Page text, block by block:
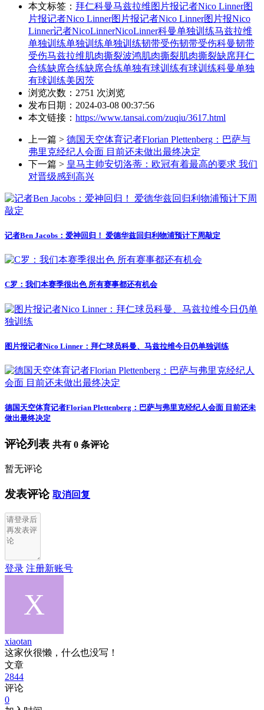
本文标签： 拜仁科曼马兹拉维图片报记者Nico Linner图
片报记者Nico Linner图片报记者Nico Linner图片报Nico
Linner记者NicoLinnerNicoLinner科曼单独训练马兹拉维
单独训练单独训练单独训练韧带受伤韧带受伤科曼韧带
受伤马兹拉维肌肉撕裂波鸿肌肉撕裂肌肉撕裂缺席拜仁
合练缺席合练缺席合练单独有球训练有球训练科曼单独
有球训练美因茨
浏览次数： 2751 次浏览
发布日期：2024-03-08 00:37:56
本文链接： https://www.tansai.com/zuqiu/3617.html
上一篇 > 德国天空体育记者Florian Plettenberg：巴萨与
弗里克经纪人会面 目前还未做出最终决定
下一篇 > 皇马主帅安切洛蒂：欧冠有着最高的要求 我们
对晋级感到高兴
记者Ben Jacobs：爱神回归！ 爱德华兹回归利物浦预计下周敲定
C罗：我们本赛季很出色 所有赛事都还有机会
图片报记者Nico Linner：拜仁球员科曼、马兹拉维今日仍单独训练
德国天空体育记者Florian Plettenberg：巴萨与弗里克经纪人会面 目前还未
做出最终决定
评论列表 共有 0 条评论
暂无评论
发表评论 取消回复
登录 注册新账号
xiaotan
这家伙很懒，什么也没写！
文章
2844
评论
0